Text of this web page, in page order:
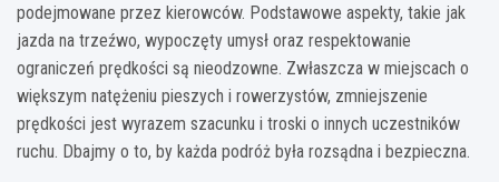
podejmowane przez kierowców. Podstawowe aspekty, takie jak
jazda na trzeźwo, wypoczęty umysł oraz respektowanie
ograniczeń prędkości są nieodzowne. Zwłaszcza w miejscach o
większym natężeniu pieszych i rowerzystów, zmniejszenie
prędkości jest wyrazem szacunku i troski o innych uczestników
ruchu. Dbajmy o to, by każda podróż była rozsądna i bezpieczna.